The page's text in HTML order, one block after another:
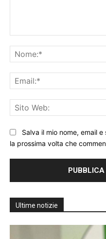
Salva il mio nome, email
la prossima volta che
Ultime notizie